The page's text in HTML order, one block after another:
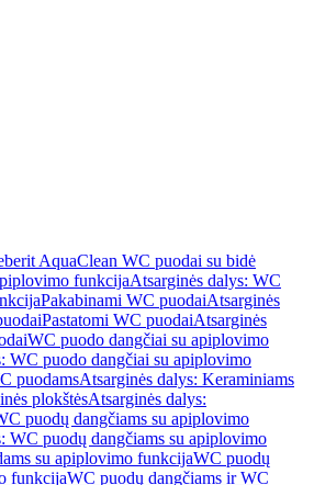
AquaClean WC puodai su bidė
funkcijaAtsarginės dalys: WC
Pakabinami WC puodaiAtsarginės
Pastatomi WC puodaiAtsarginės
WC puodo dangčiai su apiplovimo
WC puodo dangčiai su apiplovimo
puodamsAtsarginės dalys: Keraminiams
plokštėsAtsarginės dalys:
puodų dangčiams su apiplovimo
WC puodų dangčiams su apiplovimo
su apiplovimo funkcijaWC puodų
funkcijaWC puodų dangčiams ir WC